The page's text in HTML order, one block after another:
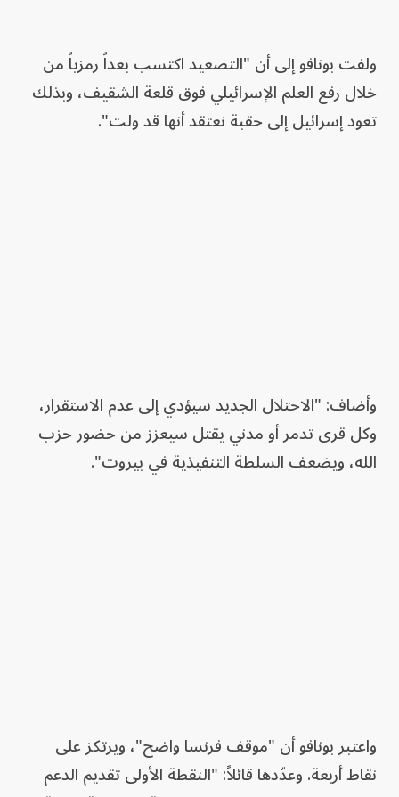
ولفت بونافو إلى أن "التصعيد اكتسب بعداً رمزياً من
خلال رفع العلم الإسرائيلي فوق قلعة الشقيف، وبذلك
تعود إسرائيل إلى حقبة نعتقد أنها قد ولت".
وأضاف: "الاحتلال الجديد سيؤدي إلى عدم الاستقرار،
وكل قرى تدمر أو مدني يقتل سيعزز من حضور حزب
الله، ويضعف السلطة التنفيذية في بيروت".
واعتبر بونافو أن "موقف فرنسا واضح"، ويرتكز على
نقاط أربعة. وعدّدها قائلاً: "النقطة الأولى تقديم الدعم